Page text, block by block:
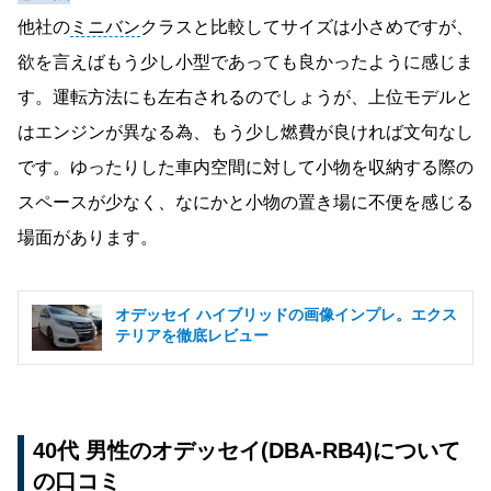
他社の ミニバンクラスと比較してサイズは小さめですが、
欲を言えばもう少し小型であっても良かったように感じま
す。運転方法にも左右されるのでしょうが、上位モデルと
はエンジンが異なる為、もう少し燃費が良ければ文句なし
です。ゆったりした車内空間に対して小物を収納する際の
スペースが少なく、なにかと小物の置き場に不便を感じる
場面があります。
オデッセイ ハイブリッドの画像インプレ。エクス
テリアを徹底レビュー
40代 男性のオデッセイ(DBA-RB4)について
の口コミ